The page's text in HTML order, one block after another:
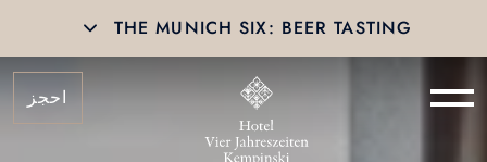
THE MUNICH SIX: BEER TASTING
احجز